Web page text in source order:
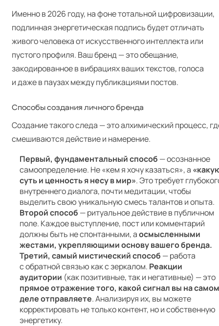
Именно в 2026 году, на фоне тотальной цифровизации,
подлинная энергетическая подпись будет отличать
живого человека от искусственного интеллекта или
пустого профиля. Ваш бренд — это обещание,
закодированное в вибрациях ваших текстов, голоса
и даже в паузах между публикациями постов.
Способы создания личного бренда
Создание такого следа — это алхимический процесс,
смешиваются действие и намерение.
Первый, фундаментальный способ — осознанное
самоопределение. Не «кем я хочу казаться», а
суть и ценность я несу в мир». Это требует
внутреннего диалога, почти медитации, чтобы
выделить свою уникальную смесь талантов и опыта.
Второй способ — ритуальное действие в публичном
поле. Каждое выступление, пост или комментарий
должны быть не спонтанными, аосмысленными
жестами, укрепляющими основувашего бренда.
Третий, самый мистический способ — работа
с обратной связью как с зеркалом. Реакции
аудитории (как позитивные, так и негативные) — это
прямое отражение того, какой сигнал вы на самом
деле отправляете. Анализируя их, вы можете
корректировать не только контент, но и собственную
энергетику.